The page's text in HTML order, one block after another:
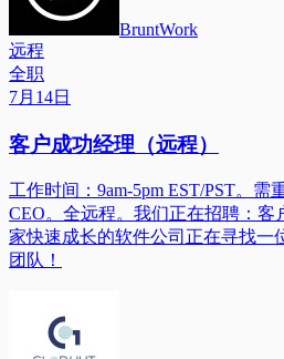
BruntWork
远程
全职
7月14日
客户成功经理（远程）
工作时间：9am-5pm EST/PST。需
CEO。全远程。我们正在招聘：客
家快速成长的软件公司正在寻找一
团队！